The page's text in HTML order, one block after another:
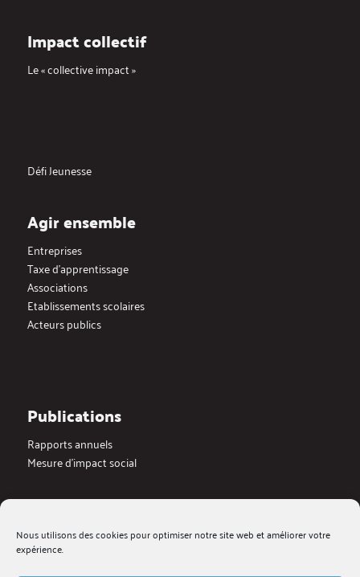
Nous utilisons des cookies pour optimiser notre site web et améliorer votre
expérience.
Impact collectif
Le « collective impact »
Défi Jeunesse
Agir ensemble
Entreprises
Taxe d’apprentissage
Associations
Etablissements scolaires
Acteurs publics
Publications
Rapports annuels
Mesure d’impact social
Dernières actualités
Blog